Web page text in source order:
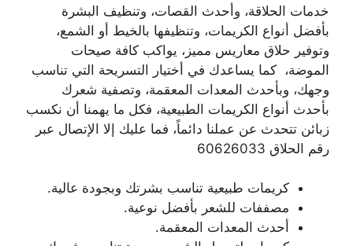
خدمات الحلاقة، وأحدث القصات، وتنظيف البشرة
بأفضل أنواع الكريمات، وتنظيفها بالخيط أو الشمع،
وتوفير حلاق معاريس مميز، يواكب كافة صيحات
الموضة، كما يساعدك في أختيار التسريحة التي تناسب
وجهك، وبأحدث المعدات المعقمة، وتصفية شعرك
بأحدث أنواع الكريمات الطبيعية، فكل ما يهمنا أن نكسب
زبائن تتحدث عن عملنا دائماً، فما عليك إلا الإتصال عبر
رقم الحلاق 60626033
كريمات طبيعية تناسب بشرتك وبجودة عالية.
مصففات للشعر بأفضل نوعية.
أحدث المعدات المعقمة.